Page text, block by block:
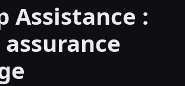
Assistance :